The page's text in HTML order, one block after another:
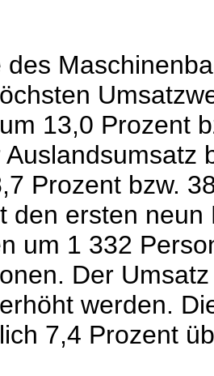
des
13,0 Prozent
Prozent bzw.
den ersten
um 1 332
Der
werden.
7,4 Prozent